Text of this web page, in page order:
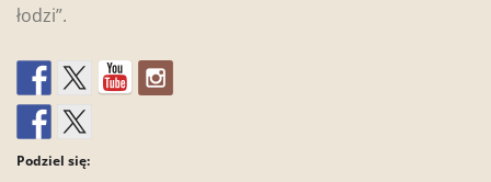
łodzi”.
Podziel się: